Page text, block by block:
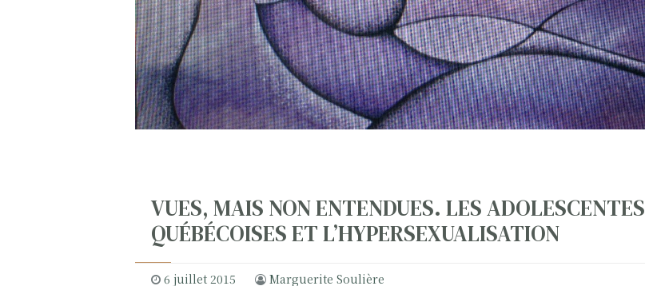
VUES, MAIS NON ENTENDUES. LES ADOLESCENTES
QUÉBÉCOISES ET L’HYPERSEXUALISATION
6 juillet 2015 Marguerite Soulière